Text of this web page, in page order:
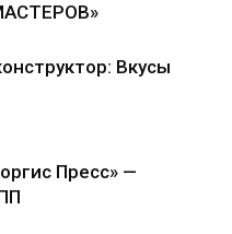
Вкусы
Пресс» —